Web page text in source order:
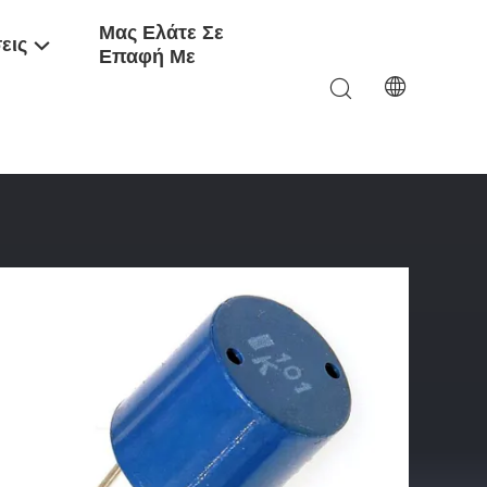
Μας Ελάτε Σε
Επαφή Με